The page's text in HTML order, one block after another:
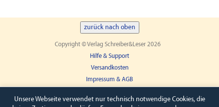
zurück nach oben
Copyright © Verlag Schreiber&Leser 2026
Hilfe & Support
Versandkosten
Impressum & AGB
Unsere Webseite verwendet nur technisch notwendige Cookies, die